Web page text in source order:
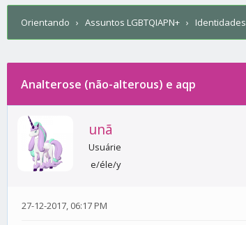
Orientando › Assuntos LGBTQIAPN+ › Identidades
0 votos - 0 média
12345
Analterose (não-alterous) e aqp
unã
Usuárie
e/éle/y
27-12-2017, 06:17 PM